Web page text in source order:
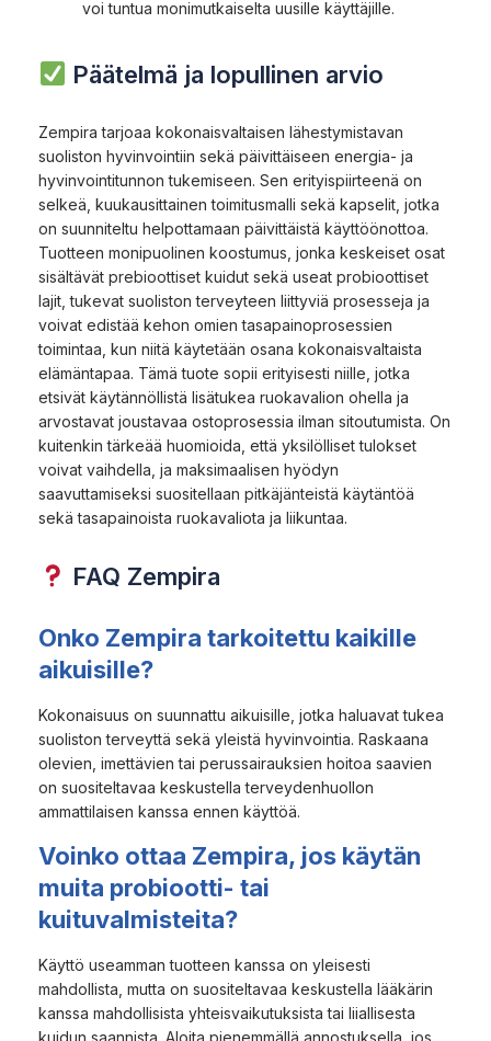
voi tuntua monimutkaiselta uusille käyttäjille.
Päätelmä ja lopullinen arvio
Zempira tarjoaa kokonaisvaltaisen lähestymistavan
suoliston hyvinvointiin sekä päivittäiseen energia- ja
hyvinvointitunnon tukemiseen. Sen erityispiirteenä on
selkeä, kuukausittainen toimitusmalli sekä kapselit, jotka
on suunniteltu helpottamaan päivittäistä käyttöönottoa.
Tuotteen monipuolinen koostumus, jonka keskeiset osat
sisältävät prebioottiset kuidut sekä useat probioottiset
lajit, tukevat suoliston terveyteen liittyviä prosesseja ja
voivat edistää kehon omien tasapainoprosessien
toimintaa, kun niitä käytetään osana kokonaisvaltaista
elämäntapaa. Tämä tuote sopii erityisesti niille, jotka
etsivät käytännöllistä lisätukea ruokavalion ohella ja
arvostavat joustavaa ostoprosessia ilman sitoutumista. On
kuitenkin tärkeää huomioida, että yksilölliset tulokset
voivat vaihdella, ja maksimaalisen hyödyn
saavuttamiseksi suositellaan pitkäjänteistä käytäntöä
sekä tasapainoista ruokavaliota ja liikuntaa.
FAQ Zempira
Onko Zempira tarkoitettu kaikille
aikuisille?
Kokonaisuus on suunnattu aikuisille, jotka haluavat tukea
suoliston terveyttä sekä yleistä hyvinvointia. Raskaana
olevien, imettävien tai perussairauksien hoitoa saavien
on suositeltavaa keskustella terveydenhuollon
ammattilaisen kanssa ennen käyttöä.
Voinko ottaa Zempira, jos käytän
muita probiootti- tai
kuituvalmisteita?
Käyttö useamman tuotteen kanssa on yleisesti
mahdollista, mutta on suositeltavaa keskustella lääkärin
kanssa mahdollisista yhteisvaikutuksista tai liiallisesta
kuidun saannista. Aloita pienemmällä annostuksella, jos